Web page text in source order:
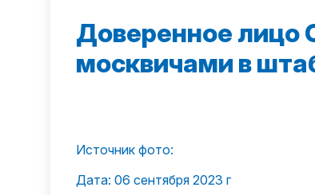
Доверенное лицо
москвичами в
Источник фото:
Дата: 06 сентября 2023 г